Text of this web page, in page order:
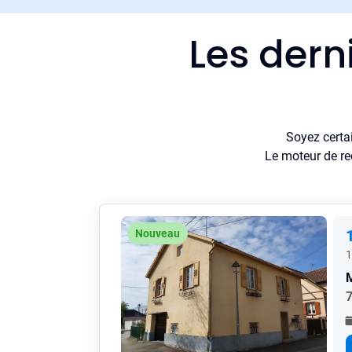
Les
Soyez
Le moteur de
Nouveau